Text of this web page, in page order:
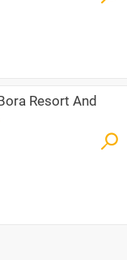
Resort And